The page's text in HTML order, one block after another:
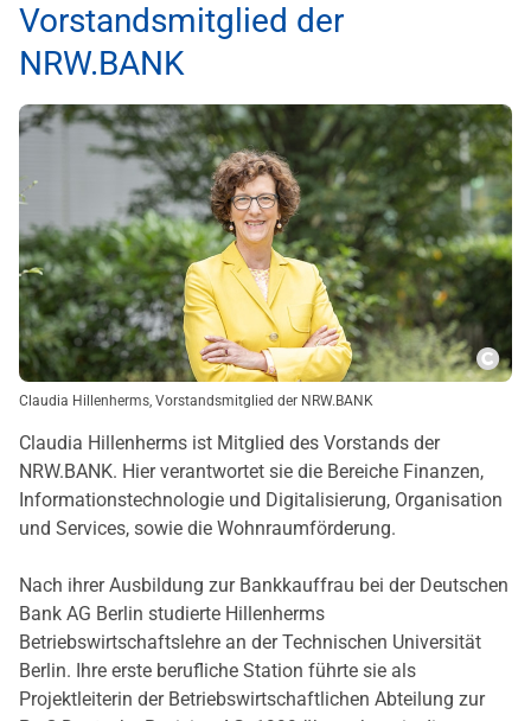
Vorstandsmitglied der
NRW.BANK
Claudia Hillenherms, Vorstandsmitglied der NRW.BANK
Claudia Hillenherms ist Mitglied des Vorstands der
NRW.BANK. Hier verantwortet sie die Bereiche Finanzen,
Informationstechnologie und Digitalisierung, Organisation
und Services, sowie die Wohnraumförderung.
Nach ihrer Ausbildung zur Bankkauffrau bei der Deutschen
Bank AG Berlin studierte Hillenherms
Betriebswirtschaftslehre an der Technischen Universität
Berlin. Ihre erste berufliche Station führte sie als
Projektleiterin der Betriebswirtschaftlichen Abteilung zur